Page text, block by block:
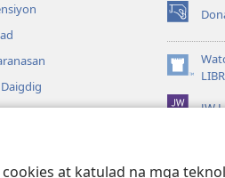
at katulad na mga
(may
bubukas
na
bagong
(may
bubukas
na
JW